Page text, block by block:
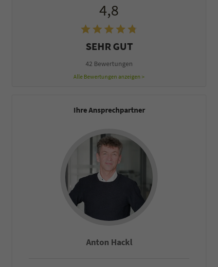
4,8
SEHR GUT
42 Bewertungen
Alle Bewertungen anzeigen >
Ihre Ansprechpartner
Anton Hackl